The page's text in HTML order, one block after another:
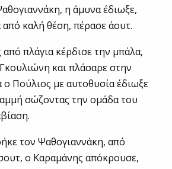
η άμυνα έδιωξε,
καλή θέση, πέρασε άουτ.
πλάγια κέρδισε την μπάλα,
και πλάσαρε στην
ο Πούλιος με αυτοθυσία έδιωξε
σώζοντας την ομάδα του
τον Ψαθογιαννάκη, από
ο Καραμάνης απόκρουσε,